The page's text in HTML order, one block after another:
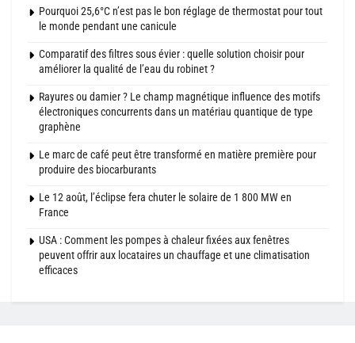
Pourquoi 25,6°C n’est pas le bon réglage de thermostat pour tout
le monde pendant une canicule
Comparatif des filtres sous évier : quelle solution choisir pour
améliorer la qualité de l’eau du robinet ?
Rayures ou damier ? Le champ magnétique influence des motifs
électroniques concurrents dans un matériau quantique de type
graphène
Le marc de café peut être transformé en matière première pour
produire des biocarburants
Le 12 août, l’éclipse fera chuter le solaire de 1 800 MW en
France
USA : Comment les pompes à chaleur fixées aux fenêtres
peuvent offrir aux locataires un chauffage et une climatisation
efficaces